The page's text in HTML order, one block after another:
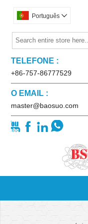
Português 
TELEFONE :
+86-757-86777529
O EMAIL :
master@baosuo.com
   